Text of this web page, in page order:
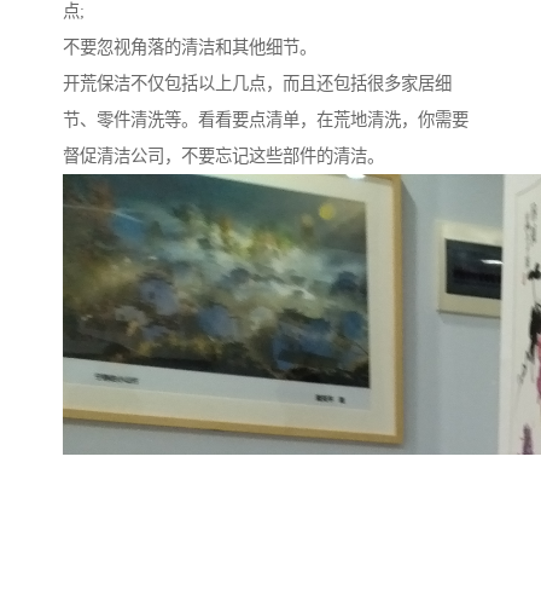
点;
不要忽视角落的清洁和其他细节。
开荒保洁不仅包括以上几点，而且还包括很多家居细
节、零件清洗等。看看要点清单，在荒地清洗，你需要
督促清洁公司，不要忘记这些部件的清洁。